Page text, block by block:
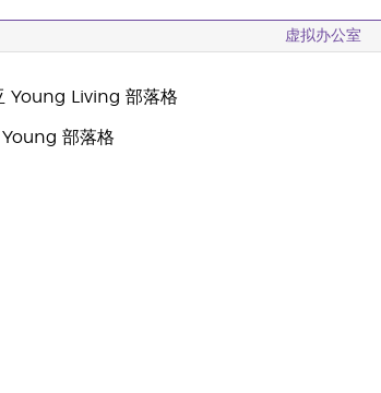
虚拟办公室
Young Living 部落格
Young 部落格